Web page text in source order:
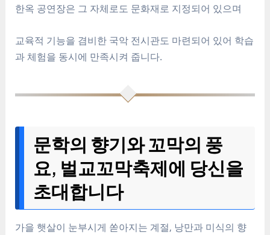
한옥 공연장은 그 자체로도 문화재로 지정되어 있으며
교육적 기능을 겸비한 국악 전시관도 마련되어 있어 학습
과 체험을 동시에 만족시켜 줍니다.
문학의 향기와 꼬막의 풍
요, 벌교꼬막축제에 당신을
초대합니다
가을 햇살이 눈부시게 쏟아지는 계절, 낭만과 미식의 향